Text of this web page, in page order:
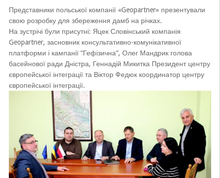
Представники польської компанії «Geopartner» презентували
свою розробку для збереження дамб на річках.
На зустрічі були присутні: Яцек Словінський компанія
Geopartner, засновник консультативно-комунікативної
платформи і кампанії “Гефізична”, Олег Мандрик голова
басейнової ради Дністра, Геннадій Микитка Президент центру
європейської інтеграції та Віктор Федюк координатор центру
європейської інтеграції.